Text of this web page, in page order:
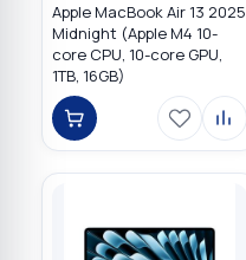
Apple MacBook Air 13 2025
Midnight (Apple M4 10-
core CPU, 10-core GPU,
1TB, 16GB)